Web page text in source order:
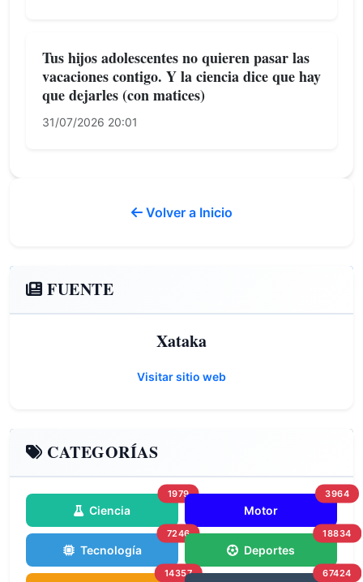
Tus hijos adolescentes no quieren pasar las
vacaciones contigo. Y la ciencia dice que hay
que dejarles (con matices)
31/07/2026 20:01
Volver a Inicio
FUENTE
Xataka
Visitar sitio web
CATEGORÍAS
Ciencia
1979
Motor
3964
Tecnología
7246
Deportes
18834
14357 67424